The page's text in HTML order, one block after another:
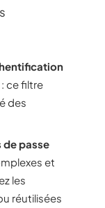
ce filtre
des
passe
et
les
réutilisées